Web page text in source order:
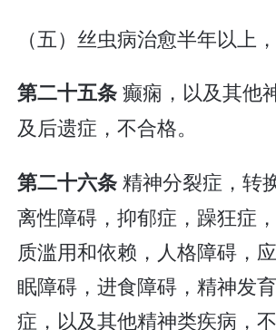
（五）丝虫病治愈半年以上
第二十五条癫痫，以及其他
及后遗症，不合格。
第二十六条精神分裂症，转
离性障碍，抑郁症，躁狂症
质滥用和依赖，人格障碍，
眠障碍，进食障碍，精神发
症，以及其他精神类疾病，不